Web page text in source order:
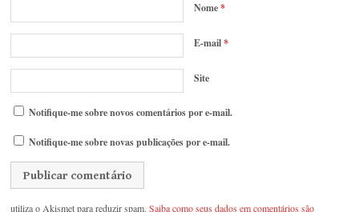
Nome*
E-mail*
Site
Notifique-me sobre novos comentários por e-mail.
Notifique-me sobre novas publicações por e-mail.
utiliza o Akismet para reduzir spam.Saiba como seus dados em comentários são